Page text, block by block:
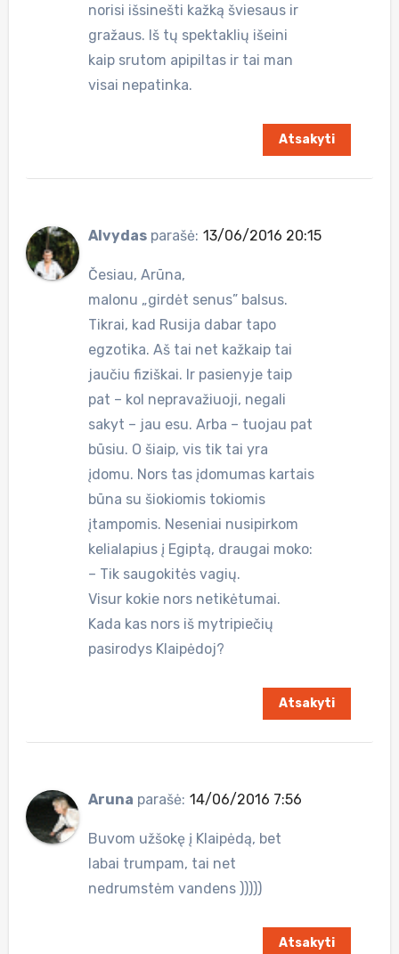
norisi išsinešti kažką šviesaus ir
gražaus. Iš tų spektaklių išeini
kaip srutom apipiltas ir tai man
visai nepatinka.
Atsakyti
Alvydas parašė: 13/06/2016 20:15
Česiau, Arūna,
malonu „girdėt senus” balsus.
Tikrai, kad Rusija dabar tapo
egzotika. Aš tai net kažkaip tai
jaučiu fiziškai. Ir pasienyje taip
pat – kol nepravažiuoji, negali
sakyt – jau esu. Arba – tuojau pat
būsiu. O šiaip, vis tik tai yra
įdomu. Nors tas įdomumas kartais
būna su šiokiomis tokiomis
įtampomis. Neseniai nusipirkom
kelialapius į Egiptą, draugai moko:
– Tik saugokitės vagių.
Visur kokie nors netikėtumai.
Kada kas nors iš mytripiečių
pasirodys Klaipėdoj?
Atsakyti
Aruna parašė: 14/06/2016 7:56
Buvom užšokę į Klaipėdą, bet
labai trumpam, tai net
nedrumstėm vandens )))))
Atsakyti